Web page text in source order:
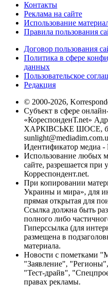
Контакты
Реклама на сайте
Использование
Правила пользования
Договор пользования
Политика в сфере
данных
Пользовательское
Редакция
© 2000-2026,
Субъект в сфере
«КореспонденТ.net»
ХАРКІВСЬКЕ ШОСЕ,
Идентификатор медиа -
Использование любых
сайте, разрешается при
Корреспондент.net.
При копировании
Украины и мира», для
прямая открытая для
Ссылка должна быть
полного либо
Гиперссылка (для
размещена в
материала.
Новости с пометками
"Заявление",
"Тест-драйв",
правах рекламы.